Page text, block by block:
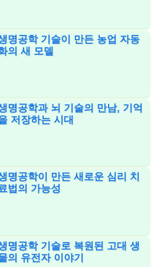
명공학 기술이 만든 농업 자동
의 새 모델
명공학과 뇌 기술의 만남, 기억
저장하는 시대
명공학이 만든 새로운 심리 치
법의 가능성
명공학 기술로 복원된 고대 생
의 유전자 이야기